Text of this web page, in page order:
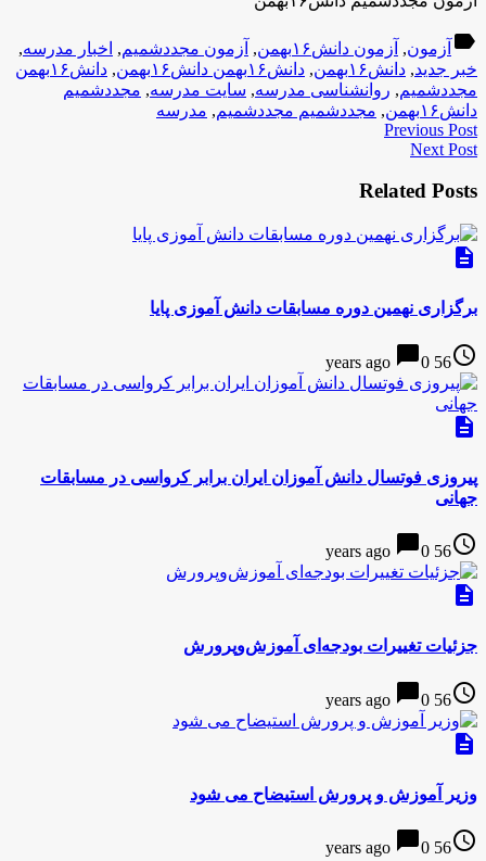
label آزمون, آزمون دانش۱۶بهمن , آزمون مجددشمیم, اخبار مدرسه,
خبر جدید, دانش۱۶بهمن , دانش۱۶بهمن دانش۱۶بهمن ,
دانش۱۶بهمن
مجددشمیم, روانشناسی مدرسه, سایت مدرسه, مجددشمیم
دانش۱۶بهمن
, مجددشمیم مجددشمیم, مدرسه
Previous Post
Next Post
Related Posts
description
برگزاری نهمین دوره مسابقات دانش آموزی پایا
access_time
56 years ago
chat_bubble0
description
پیروزی فوتسال دانش آموزان ایران برابر کرواسی در مسابقات
جهانی
access_time
56 years ago
chat_bubble0
description
جزئیات تغییرات بودجه‌ای آموزش‌وپرورش
access_time
56 years ago
chat_bubble0
description
وزیر آموزش و پرورش استیضاح مى شود
access_time
56 years ago
chat_bubble0